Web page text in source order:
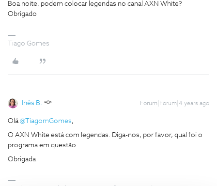
Boa noite, podem colocar legendas no canal AXN White?
Obrigado
Tiago Gomes
Inês B. Forum|Forum|4 years ago
Olá@TiagomGomes,
O AXN White está com legendas. Diga-nos, por favor, qual foi o
programa em questão.
Obrigada